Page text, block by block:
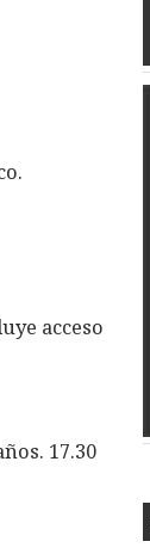
acceso
17.30